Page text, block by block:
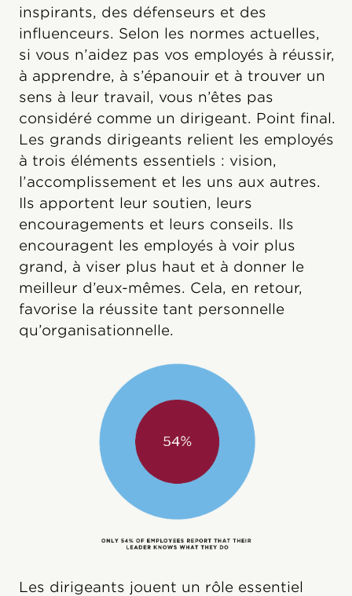
inspirants, des défenseurs et des
influenceurs. Selon les normes actuelles,
si vous n’aidez pas vos employés à réussir,
à apprendre, à s’épanouir et à trouver un
sens à leur travail, vous n’êtes pas
considéré comme un dirigeant. Point final.
Les grands dirigeants relient les employés
à trois éléments essentiels : vision,
l’accomplissement et les uns aux autres.
Ils apportent leur soutien, leurs
encouragements et leurs conseils. Ils
encouragent les employés à voir plus
grand, à viser plus haut et à donner le
meilleur d’eux-mêmes. Cela, en retour,
favorise la réussite tant personnelle
qu’organisationnelle.
Les dirigeants jouent un rôle essentiel